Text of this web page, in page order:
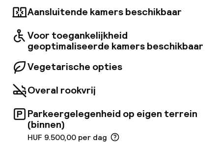
Aansluitende kamers beschikbaar
Voor toegankelijkheid
geoptimaliseerde kamers beschikbaar
Vegetarische opties
Overal rookvrij
Parkeergelegenheid op eigen terrein
(binnen)
HUF 9.500,00 per dag